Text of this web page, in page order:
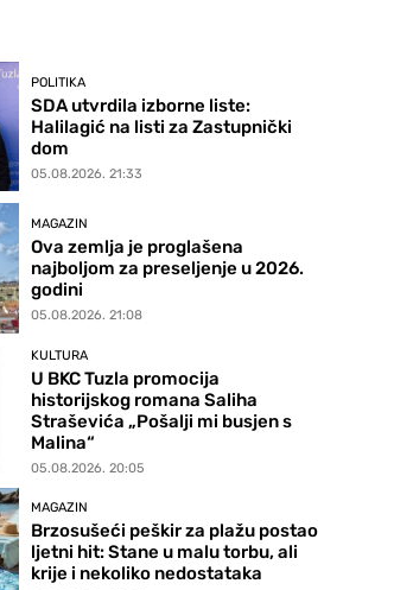
POLITIKA
SDA utvrdila izborne liste:
Halilagić na listi za Zastupnički
dom
05.08.2026. 21:33
MAGAZIN
Ova zemlja je proglašena
najboljom za preseljenje u 2026.
godini
05.08.2026. 21:08
KULTURA
U BKC Tuzla promocija
historijskog romana Saliha
Straševića „Pošalji mi busjen s
Malina“
05.08.2026. 20:05
MAGAZIN
Brzosušeći peškir za plažu postao
ljetni hit: Stane u malu torbu, ali
krije i nekoliko nedostataka